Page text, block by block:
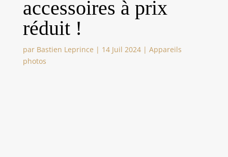
accessoires à prix
réduit !
par Bastien Leprince | 14 Juil 2024| Appareils
photos